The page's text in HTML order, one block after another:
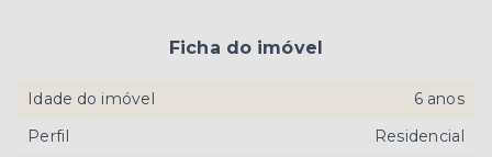
Ficha do imóvel
Idade do imóvel
6 anos
Perfil
Residencial